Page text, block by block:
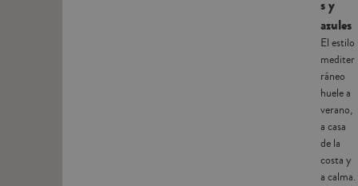
s y
azules
El estilo
mediter
ráneo
huele a
verano,
a casa
de la
costa y
a calma.